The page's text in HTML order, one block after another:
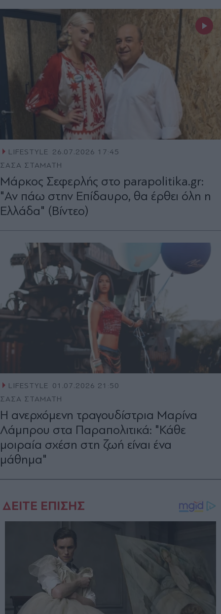
LIFESTYLE 26.07.2026 17:45
ΣΑΣΑ ΣΤΑΜΑΤΗ
Μάρκος Σεφερλής στο parapolitika.gr:
"Αν πάω στην Επίδαυρο, θα έρθει όλη η
Ελλάδα" (Βίντεο)
LIFESTYLE 01.07.2026 21:50
ΣΑΣΑ ΣΤΑΜΑΤΗ
Η ανερχόμενη τραγουδίστρια Μαρίνα
Λάμπρου στα Παραπολιτικά: "Κάθε
µοιραία σχέση στη ζωή είναι ένα
µάθηµα"